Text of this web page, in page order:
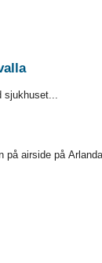
sjukhuset...
på airside på